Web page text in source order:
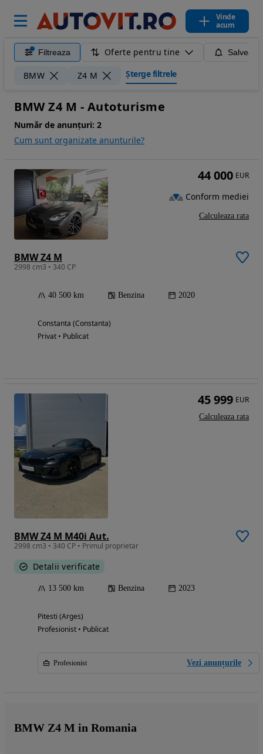
Vinde
acum
Filtreaza Oferte pentru tine
BMW Z4 M Șterge filtrele
BMW Z4 M - Autoturisme
Număr de anunțuri: 2
Cum sunt organizate anunturile?
BMW Z4 M
2998 cm3 • 340 CP
40 500 km Benzina 2020
Constanta (Constanta)
Privat • Publicat
44 000 EUR
Conform mediei
Calculeaza rata
BMW Z4 M M40i Aut.
2998 cm3 • 340 CP • Primul proprietar
Detalii verificate
13 500 km Benzina 2023
Pitesti (Arges)
Profesionist • Publicat
Profesionist Vezi anunțurile
45 999 EUR
Calculeaza rata
BMW Z4 M in Romania